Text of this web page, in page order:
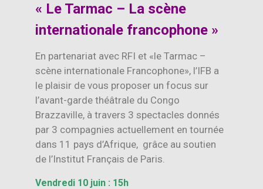
« Le Tarmac – La scène
internationale francophone »
En partenariat avec RFI et «le Tarmac –
scène internationale Francophone», l’IFB a
le plaisir de vous proposer un focus sur
l’avant-garde théâtrale du Congo
Brazzaville, à travers 3 spectacles donnés
par 3 compagnies actuellement en tournée
dans 11 pays d’Afrique, grâce au soutien
de l’Institut Français de Paris.
Vendredi 10 juin : 15h